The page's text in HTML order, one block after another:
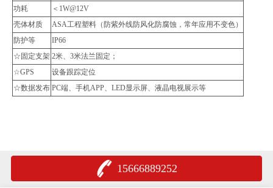
功耗
＜1W@12V
壳体材质
ASA工程塑料（防紫外线防风化防腐蚀，常年应用不变色）
防护等
IP66
☆固定支架 2米、3米法兰固定；
☆GPS
设备跟踪定位
☆数据发布 PC端、手机APP、LED显示屏、液晶电视展示等
15666889252